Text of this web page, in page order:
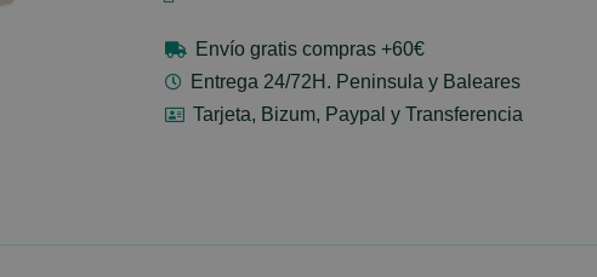
Envío gratis compras +60€
Entrega 24/72H. Peninsula y Baleares
Tarjeta, Bizum, Paypal y Transferencia